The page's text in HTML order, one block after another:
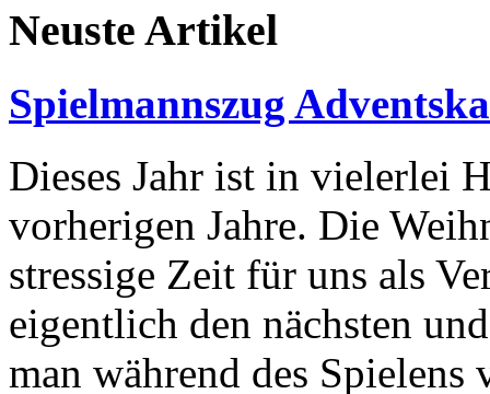
Neuste Artikel
Spielmannszug
Dieses Jahr ist in vielerlei
vorherigen Jahre. Die
stressige Zeit für uns als
eigentlich den nächsten
man während des